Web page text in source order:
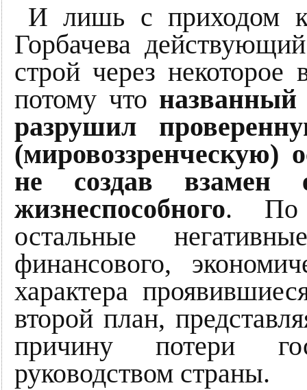
И лишь с приходом
Горбачева
строй через некоторое
потому что названный
разрушил
(мировоззренческую)
не создав взамен
жизнеспособного. По
остальные
финансового,
характера
второй план,
причину потери
руководством страны.